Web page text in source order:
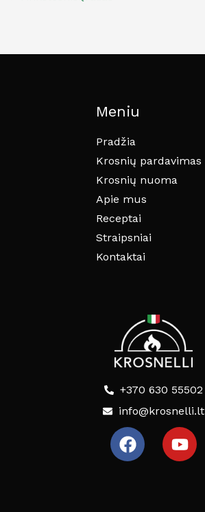
Meniu
Pradžia
Krosnių pardavimas
Krosnių nuoma
Apie mus
Receptai
Straipsniai
Kontaktai
+370 630 55502
info@krosnelli.lt
F
a
c
Y
o
u